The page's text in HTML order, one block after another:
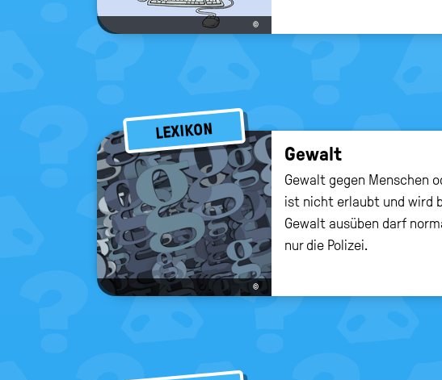
©
LEXIKON
©
Ge­walt
Gewalt gegen Menschen
ist nicht erlaubt und wird
Gewalt ausüben darf
nur die Polizei.